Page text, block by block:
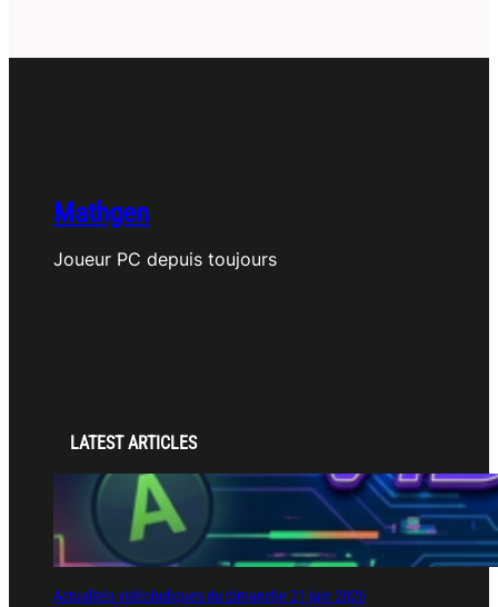
Mathgen
Joueur PC depuis toujours
LATEST ARTICLES
Actualités vidéoludiques du dimanche 21 juin 2026